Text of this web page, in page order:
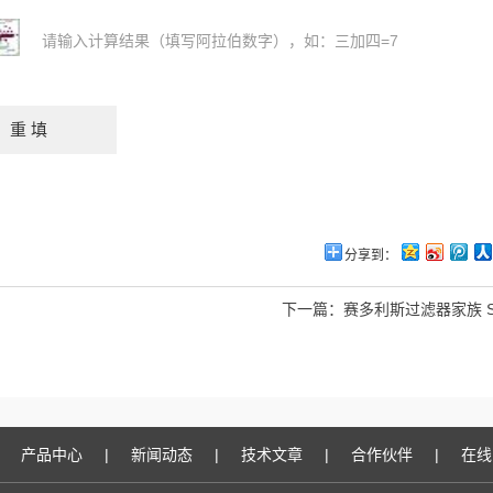
请输入计算结果（填写阿拉伯数字），如：三加四=7
分享到：
下一篇： 赛多利斯过滤器家族
产品中心 | 新闻动态 | 技术文章 | 合作伙伴 | 在